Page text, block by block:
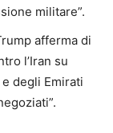
militare”.
afferma di
l’Iran su
e degli Emirati